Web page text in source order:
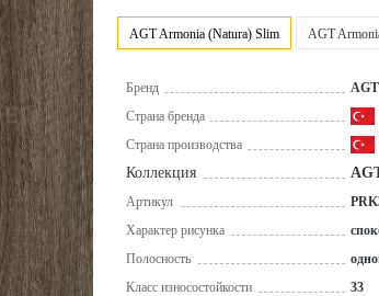
AGT Armonia (Natura) Slim AGT
Бренд
AGT
Страна бренда
Страна производства
Коллекция
Артикул
Характер рисунка
Полосность
Класс износостойкости
33